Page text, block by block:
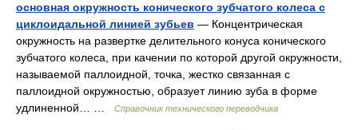
основная окружность конического зубчатого колеса с
циклоидальной линией зубьев — Концентрическая
окружность на развертке делительного конуса конического
зубчатого колеса, при качении по которой другой окружности,
называемой паллоидной, точка, жестко связанная с
паллоидной окружностью, образует линию зуба в форме
удлиненной… …
Справочник технического переводчика